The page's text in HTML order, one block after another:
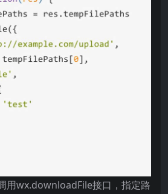
用wx.downloadFile接口，指定路